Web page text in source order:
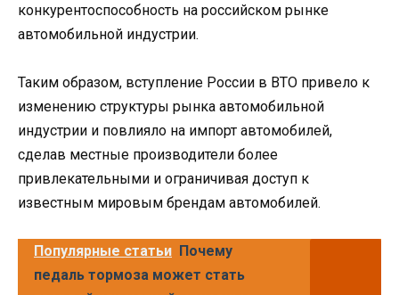
конкурентоспособность на российском рынке
автомобильной индустрии.
Таким образом, вступление России в ВТО привело к
изменению структуры рынка автомобильной
индустрии и повлияло на импорт автомобилей,
сделав местные производители более
привлекательными и ограничивая доступ к
известным мировым брендам автомобилей.
Популярные статьи Почему
педаль тормоза может стать